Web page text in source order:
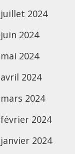
juillet 2024
juin 2024
mai 2024
avril 2024
mars 2024
février 2024
janvier 2024